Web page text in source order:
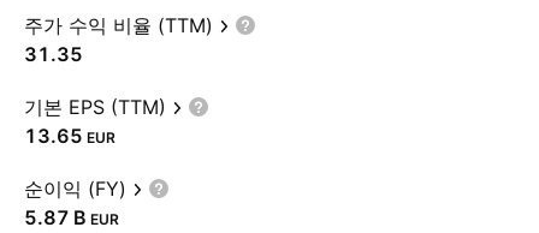
주가 수익 비율 (TTM)
31.35
기본 EPS (TTM)
13.65 EUR
순이익 (FY)
‪5.87 B‬ EUR